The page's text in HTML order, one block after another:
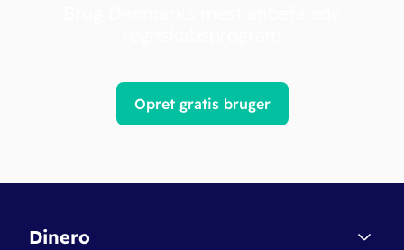
Opret gratis bruger
Dinero